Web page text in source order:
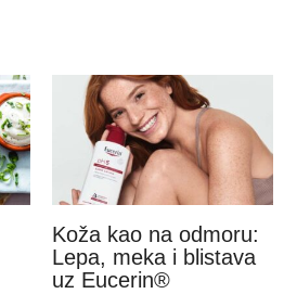
Koža kao na odmoru:
Lepa, meka i blistava
uz Eucerin®